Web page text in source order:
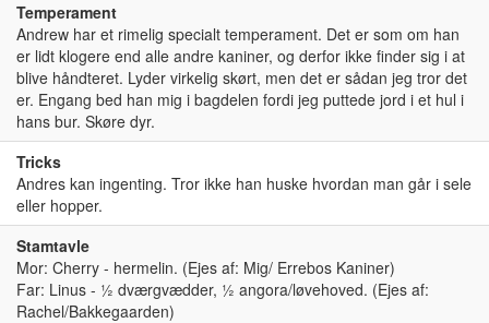
Temperament
Andrew har et rimelig specialt temperament. Det er som om han
er lidt klogere end alle andre kaniner, og derfor ikke finder sig i at
blive håndteret. Lyder virkelig skørt, men det er sådan jeg tror det
er. Engang bed han mig i bagdelen fordi jeg puttede jord i et hul i
hans bur. Skøre dyr.
Tricks
Andres kan ingenting. Tror ikke han huske hvordan man går i sele
eller hopper.
Stamtavle
Mor: Cherry - hermelin. (Ejes af: Mig/ Errebos Kaniner)
Far: Linus - ½ dværgvædder, ½ angora/løvehoved. (Ejes af:
Rachel/Bakkegaarden)